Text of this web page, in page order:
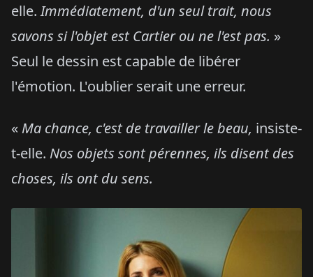
elle.Immédiatement, d'un seul trait, nous
savons si l'objet est Cartier ou ne l'est pas. »
Seul le dessin est capable de libérer
l'émotion. L'oublier serait une erreur.
« Ma chance, c'est de travailler le beau, insiste-
t-elle. Nos objets sont pérennes, ils disent des
choses, ils ont du sens.